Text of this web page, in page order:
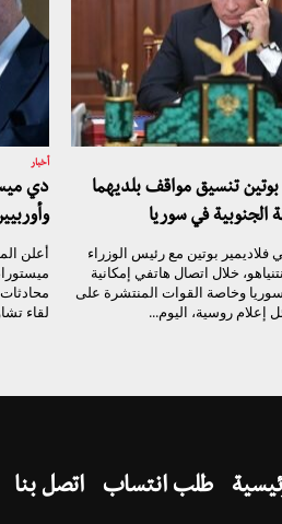
تنسيق مواقف بلديهما
الجنوبية في سوريا
بوتين مع رئيس الوزراء
خلال اتصال هاتفي إمكانية
وخاصة القوات المنتشرة على
إعلام روسية، اليوم...
أخبار
دي
أعلن
لقاء
طلب انتساب اتصل بنا